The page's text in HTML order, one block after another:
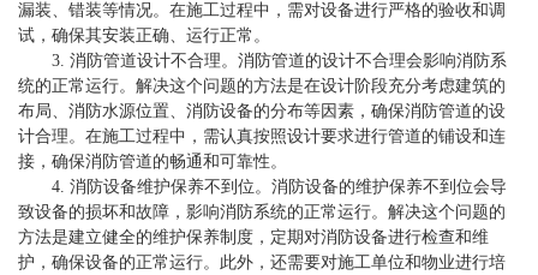
漏装、错装等情况。在施工过程中，需对设备进行严格的验收和调
试，确保其安装正确、运行正常。
3. 消防管道设计不合理。消防管道的设计不合理会影响消防系
统的正常运行。解决这个问题的方法是在设计阶段充分考虑建筑的
布局、消防水源位置、消防设备的分布等因素，确保消防管道的设
计合理。在施工过程中，需认真按照设计要求进行管道的铺设和连
接，确保消防管道的畅通和可靠性。
4. 消防设备维护保养不到位。消防设备的维护保养不到位会导
致设备的损坏和故障，影响消防系统的正常运行。解决这个问题的
方法是建立健全的维护保养制度，定期对消防设备进行检查和维
护，确保设备的正常运行。此外，还需要对施工单位和物业进行培